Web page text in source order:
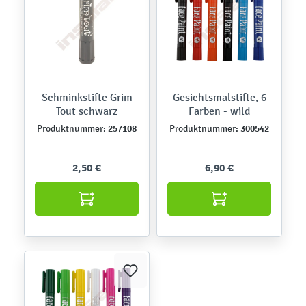
Schminkstifte Grim
Tout schwarz
Produktnummer: 257108
2,50 €
Gesichtsmalstifte, 6
Farben - wild
Produktnummer: 300542
6,90 €